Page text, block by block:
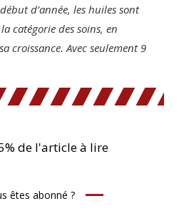
d’année, les huiles sont
catégorie des soins, en
croissance. Avec seulement 9
de l'article à lire
êtes abonné ?